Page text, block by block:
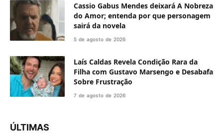
Cassio Gabus Mendes deixará A Nobreza
do Amor; entenda por que personagem
sairá da novela
5 de agosto de 2026
Laís Caldas Revela Condição Rara da
Filha com Gustavo Marsengo e Desabafa
Sobre Frustração
7 de agosto de 2026
ÚLTIMAS